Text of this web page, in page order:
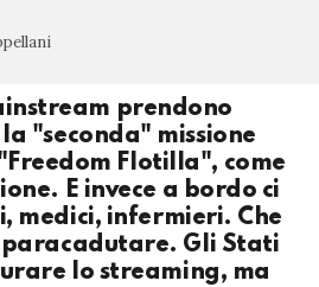
prendono
"seconda" missione
Flotilla", come
E invece a bordo ci
medici, infermieri. Che
paracadutare. Gli Stati
lo streaming, ma